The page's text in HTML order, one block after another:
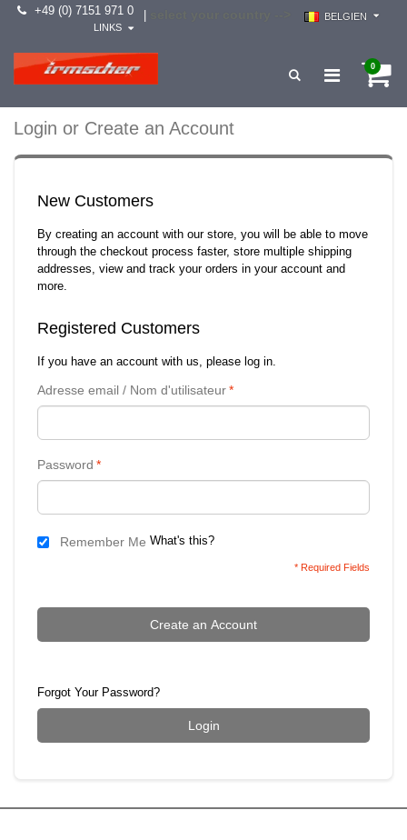
+49 (0) 7151 971 0
BELGIEN
LINKS
0
Login or Create an Account
New Customers
By creating an account with our store, you will be able to move
through the checkout process faster, store multiple shipping
addresses, view and track your orders in your account and
more.
Registered Customers
If you have an account with us, please log in.
*
Adresse email / Nom d'utilisateur
*
Password
Remember Me What's this?
* Required Fields
Create an Account
Forgot Your Password?
Login